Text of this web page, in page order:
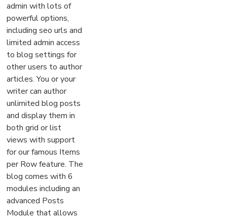
admin with lots of
powerful options,
including seo urls and
limited admin access
to blog settings for
other users to author
articles. You or your
writer can author
unlimited blog posts
and display them in
both grid or list
views with support
for our famous Items
per Row feature. The
blog comes with 6
modules including an
advanced Posts
Module that allows